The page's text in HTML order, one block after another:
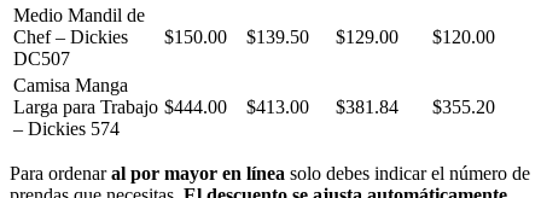
Medio Mandil de
Chef – Dickies
DC507
$150.00 $139.50 $129.00 $120.00
Camisa Manga
Larga para Trabajo
– Dickies 574
$444.00 $413.00 $381.84 $355.20
Para ordenaral por mayor en línea solo debes indicar el número de